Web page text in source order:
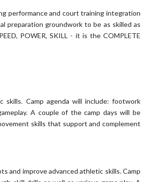
performance and court training integration
preparation groundwork to be as skilled as
POWER, SKILL - it is the COMPLETE
Camp agenda will include: footwork
A couple of the camp days will be
skills that support and complement
and improve advanced athletic skills. Camp